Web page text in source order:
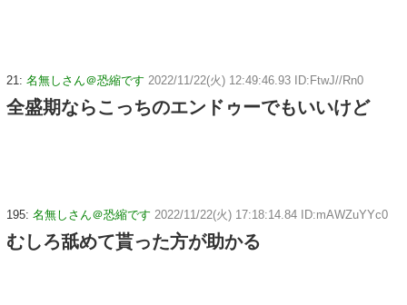
21: 名無しさん＠恐縮です 2022/11/22(火) 12:49:46.93 ID:FtwJ//Rn0
全盛期ならこっちのエンドゥーでもいいけど
195: 名無しさん＠恐縮です 2022/11/22(火) 17:18:14.84 ID:mAWZuYYc0
むしろ舐めて貰った方が助かる